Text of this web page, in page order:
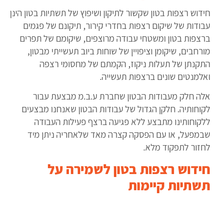
חידוש רצפות בטון שקשור לתיקון ושיפוץ של תשתיות בטון הינן
עבודות של שיקום רצפות בחדרי קירור, תיקונם של פגמים
ברצפות בטון ומשטחי עבודה מרוצפים, שיקומם של תפרים
מורחבים, שיקומן וציפויין של שוחות ביוב תעשייתי מבטון,
התקנתן של תעלות ניקוז, הקמתם של מחסומי רצפה
ואלמנטים שונים ברצפות תעשייה.
אלה חלק מעבודות הבטון שחברת ע.ב.מ מבצעת עבור
לקוחותיה. חלקן הגדול של עבודות הבטון שאנחנו מבצעים
ללקוחותינו מתבצע ללא פגיעה ברצף פעילות העבודה
שבמפעל, או עם הפסקה קצרה מאד שלאחריה ניתן מיד
לחזור לתפקוד מלא.
חידוש רצפות בטון לשמירה על
תשתיות קיימות